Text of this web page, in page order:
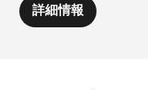
詳細情報